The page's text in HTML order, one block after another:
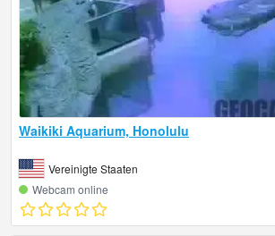
Waikiki Aquarium, Honolulu
Vereinigte Staaten
Webcam online